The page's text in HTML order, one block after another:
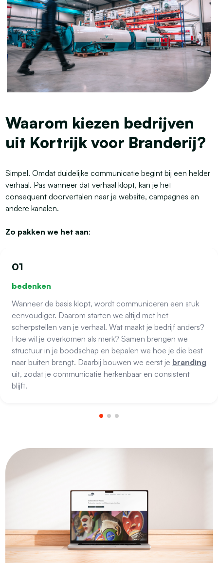
Waarom kiezen bedrijven
uit Kortrijk voor Branderij?
Simpel. Omdat duidelijke communicatie begint bij een helder
verhaal. Pas wanneer dat verhaal klopt, kan je het
consequent doorvertalen naar je website, campagnes en
andere kanalen.
Zo pakken we het aan:
01
bedenken
Wanneer de basis klopt, wordt communiceren een stuk
eenvoudiger. Daarom starten we altijd met het
scherpstellen van je verhaal. Wat maakt je bedrijf anders?
Hoe wil je overkomen als merk? Samen brengen we
structuur in je boodschap en bepalen we hoe je die best
naar buiten brengt. Daarbij bouwen we eerst je branding
uit, zodat je communicatie herkenbaar en consistent
blijft.